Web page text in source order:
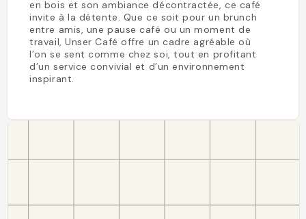
en bois et son ambiance décontractée, ce café
invite à la détente. Que ce soit pour un brunch
entre amis, une pause café ou un moment de
travail, Unser Café offre un cadre agréable où
l’on se sent comme chez soi, tout en profitant
d’un service convivial et d’un environnement
inspirant.